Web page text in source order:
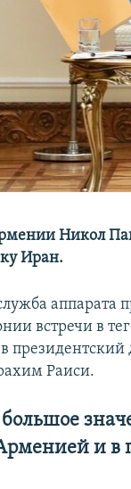
Никол
Иран.
встречи в
президентский
Раиси.
и в